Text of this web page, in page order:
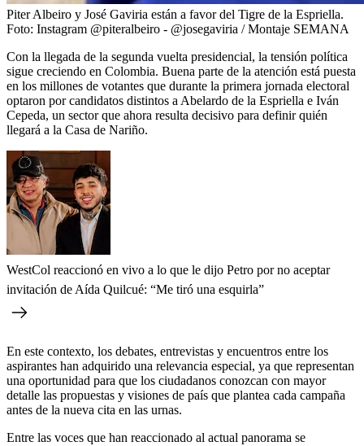
Piter Albeiro y José Gaviria están a favor del Tigre de la Espriella.
Foto: Instagram @piteralbeiro - @josegaviria / Montaje SEMANA
Con la llegada de la segunda vuelta presidencial, la tensión política
sigue creciendo en Colombia. Buena parte de la atención está puesta
en los millones de votantes que durante la primera jornada electoral
optaron por candidatos distintos a Abelardo de la Espriella e Iván
Cepeda, un sector que ahora resulta decisivo para definir quién
llegará a la Casa de Nariño.
WestCol reaccionó en vivo a lo que le dijo Petro por no aceptar
invitación de Aída Quilcué: “Me tiró una esquirla”
En este contexto, los debates, entrevistas y encuentros entre los
aspirantes han adquirido una relevancia especial, ya que representan
una oportunidad para que los ciudadanos conozcan con mayor
detalle las propuestas y visiones de país que plantea cada campaña
antes de la nueva cita en las urnas.
Entre las voces que han reaccionado al actual panorama se